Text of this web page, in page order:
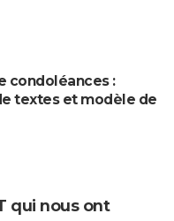
condoléances :
textes et modèle de
qui nous ont